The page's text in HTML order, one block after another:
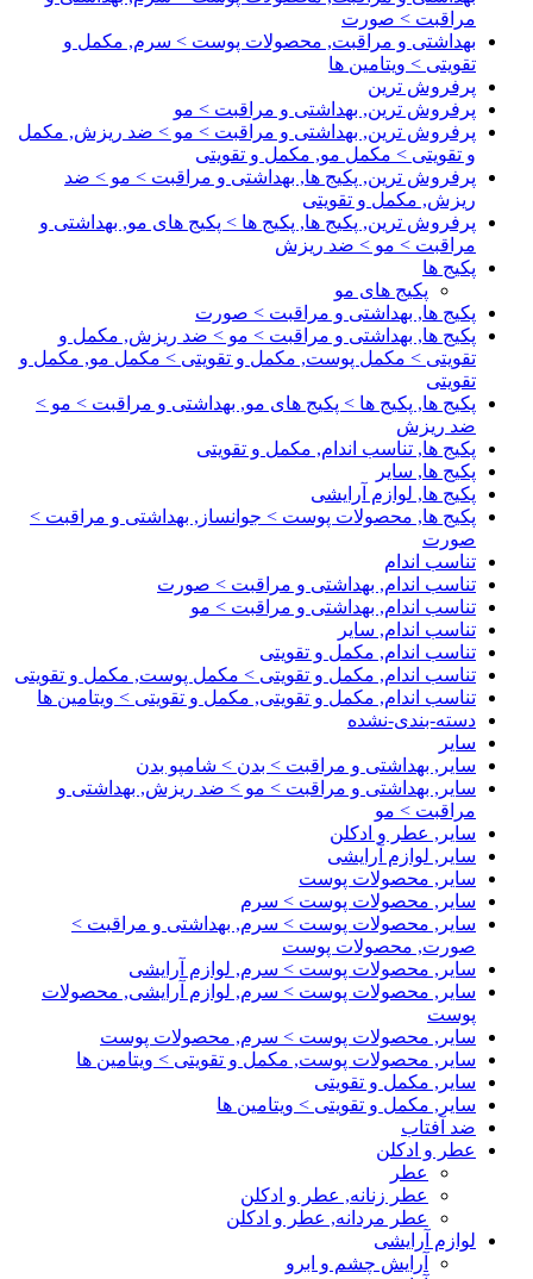
مراقبت > صورت
بهداشتی و مراقبت, محصولات پوست > سرم, مکمل و
تقویتی > ویتامین ها
پرفروش ترین
پرفروش ترین, بهداشتی و مراقبت > مو
پرفروش ترین, بهداشتی و مراقبت > مو > ضد ریزش, مکمل
و تقویتی > مکمل مو, مکمل و تقویتی
پرفروش ترین, پکیج ها, بهداشتی و مراقبت > مو > ضد
ریزش, مکمل و تقویتی
پرفروش ترین, پکیج ها, پکیج ها > پکیج های مو, بهداشتی و
مراقبت > مو > ضد ریزش
پکیج ها
پکیج های مو
پکیج ها, بهداشتی و مراقبت > صورت
پکیج ها, بهداشتی و مراقبت > مو > ضد ریزش, مکمل و
تقویتی > مکمل پوست, مکمل و تقویتی > مکمل مو, مکمل و
تقویتی
پکیج ها, پکیج ها > پکیج های مو, بهداشتی و مراقبت > مو >
ضد ریزش
پکیج ها, تناسب اندام, مکمل و تقویتی
پکیج ها, سایر
پکیج ها, لوازم آرایشی
پکیج ها, محصولات پوست > جوانساز, بهداشتی و مراقبت >
صورت
تناسب اندام
تناسب اندام, بهداشتی و مراقبت > صورت
تناسب اندام, بهداشتی و مراقبت > مو
تناسب اندام, سایر
تناسب اندام, مکمل و تقویتی
تناسب اندام, مکمل و تقویتی > مکمل پوست, مکمل و تقویتی
تناسب اندام, مکمل و تقویتی, مکمل و تقویتی > ویتامین ها
دسته-بندی-نشده
سایر
سایر, بهداشتی و مراقبت > بدن > شامپو بدن
سایر, بهداشتی و مراقبت > مو > ضد ریزش, بهداشتی و
مراقبت > مو
سایر, عطر و ادکلن
سایر, لوازم آرایشی
سایر, محصولات پوست
سایر, محصولات پوست > سرم
سایر, محصولات پوست > سرم, بهداشتی و مراقبت >
صورت, محصولات پوست
سایر, محصولات پوست > سرم, لوازم آرایشی
سایر, محصولات پوست > سرم, لوازم آرایشی, محصولات
پوست
سایر, محصولات پوست > سرم, محصولات پوست
سایر, محصولات پوست, مکمل و تقویتی > ویتامین ها
سایر, مکمل و تقویتی
سایر, مکمل و تقویتی > ویتامین ها
ضد آفتاب
عطر و ادکلن
عطر
عطر زنانه, عطر و ادکلن
عطر مردانه, عطر و ادکلن
لوازم آرایشی
آرایش چشم و ابرو